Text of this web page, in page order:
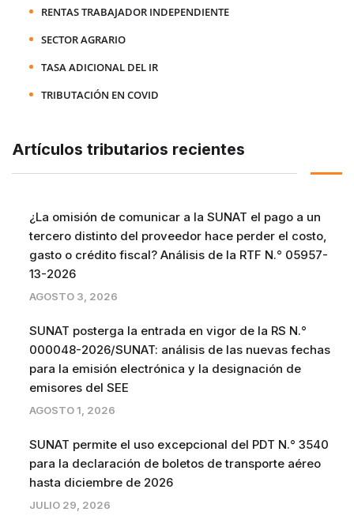
RENTAS TRABAJADOR INDEPENDIENTE
SECTOR AGRARIO
TASA ADICIONAL DEL IR
TRIBUTACIÓN EN COVID
Artículos tributarios recientes
¿La omisión de comunicar a la SUNAT el pago a un
tercero distinto del proveedor hace perder el costo,
gasto o crédito fiscal? Análisis de la RTF N.° 05957-
13-2026
AGOSTO 3, 2026
SUNAT posterga la entrada en vigor de la RS N.°
000048-2026/SUNAT: análisis de las nuevas fechas
para la emisión electrónica y la designación de
emisores del SEE
AGOSTO 1, 2026
SUNAT permite el uso excepcional del PDT N.° 3540
para la declaración de boletos de transporte aéreo
hasta diciembre de 2026
JULIO 29, 2026